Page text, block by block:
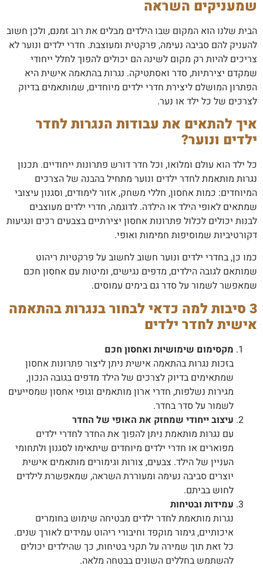
שמעניקים השראה
הבית שלנו הוא המקום שבו הילדים מבלים את רוב זמנם, ולכן חשוב
להעניק להם סביבה נעימה, פרקטית ומעוצבת. חדרי ילדים ונוער לא
צריכים להיות רק מקום לשינה הם יכולים להפוך לחלל ייחודי
שמקדם יצירתיות, סדר ואסתטיקה. נגרות בהתאמה אישית היא
הפתרון המושלם ליצירת חדרי ילדים מיוחדים, שמותאמים בדיוק
לצרכים של כל ילד או נער.
איך להתאים את עבודות הנגרות לחדר
ילדים ונוער?
כל ילד הוא עולם ומלואו, וכל חדר דורש פתרונות ייחודיים. תכנון
נגרות מותאמת לחדר ילדים ונוער מתחיל בהבנה של הצרכים
המיוחדים: כמות אחסון, חללי משחק, אזור לימודים, וסגנון עיצובי
שמתאים לאופי הילד או הילדה. לדוגמה, חדרי ילדים מעוצבים
לבנות יכולים לכלול פתרונות אחסון יצירתיים בצבעים רכים ונגיעות
דקורטיביות שמוסיפות חמימות ואופי.
כמו כן, בחדרי ילדים ונוער חשוב לחשוב על פרקטיות ריהוט
שמותאם לגובה הילדים, מדפים נגישים, ומיטות עם אחסון חכם
שמאפשר לשמור על סדר גם בימים עמוסים.
3 סיבות למה כדאי לבחור בנגרות בהתאמה
אישית לחדר ילדים
מקסימום שימושיות ואחסון חכם
בזכות נגרות בהתאמה אישית ניתן ליצור פתרונות אחסון
שמתאימים בדיוק לצרכים של הילד מדפים בגובה הנכון,
מגירות נשלפות, חדרי ארון מותאמים וגופי אחסון שמסייעים
לשמור על סדר בחדר.
עיצוב ייחודי שמחזק את האופי של החדר
עם נגרות מותאמת ניתן להפוך את החדר לחדרי ילדים
מפוארים או חדרי ילדים מיוחדים שיתאימו לסגנון ולתחומי
העניין של הילד. צבעים, צורות וגימורים מותאמים אישית
יוצרים סביבה נעימה ומעוררת השראה, שמאפשרת לילדים
לחוש בביתם.
עמידות ובטיחות
נגרות מותאמת לחדר ילדים מבטיחה שימוש בחומרים
איכותיים, גימור מוקפד וחיבורי ריהוט עמידים לאורך שנים.
כל זאת תוך שמירה על תקני בטיחות, כך שהילדים יכולים
להשתמש בחללים השונים בבטחה מלאה.